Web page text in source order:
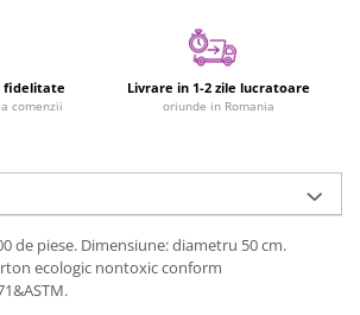
Down
fidelitate
comenzii
Livrare in 1-2 zile lucratoare
oriunde in Romania
de piese. Dimensiune: diametru 50 cm.
ecologic nontoxic conform